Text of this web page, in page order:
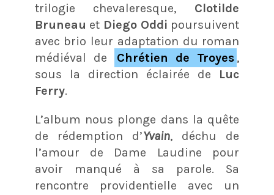
trilogie chevaleresque, Clotilde
Bruneau et Diego Oddi poursuivent
avec brio leur adaptation du roman
médiéval de
Chrétien de Troyes ,
sous la direction éclairée de Luc
Ferry.
L’album nous plonge dans la quête
de rédemption d’Yvain, déchu de
l’amour de Dame Laudine pour
avoir manqué à sa parole. Sa
rencontre providentielle avec un